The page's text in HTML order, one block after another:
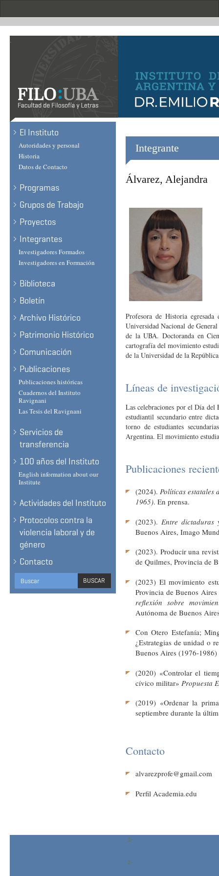
.
El Instituto
Autoridades y personal
Historia
Datos de Contacto
Programas
Grupos de Trabajo
Proyectos
Integrantes
Investigadores Formados
Investigadores en Formación
Biblioteca
Boletín
Archivo Histórico
Patrimonio Histórico
Comunicación
Publicaciones
Publicaciones históricas
Cuadernos del Instituto
Ravignani
Las Tesis del Ravignani
Servicios de
transferencia
100 años del Instituto
English information about our
Institute
Actividades del Instituto
Protocolos contra la
violencia laboral y de
género
Contacto
Search
form
BUSCAR
BUSCAR
Integrante
Álvarez, Alejandra
Profesora de Historia
Universidad Nacional de
de la UBA. Doctoranda en
cartografía del movimiento
de la Universidad de la
Líneas de
Las celebraciones por el Día del
estudiantil secundario entre
torno de estudiantes
Argentina. El movimiento
Publicaciones
(2024). Políticas estatales
1965). En prensa.
(2023). Entre dictaduras
Buenos Aires, Imago
(2023). Producir una
de Quilmes, Provincia de
(2023) El movimiento
Provincia de Buenos
reflexión sobre
Autónoma de Buenos
Con Otero Estefanía;
¿Estrategias de unidad o
Buenos Aires (1976-
(2020) «Controlar el
cívico militar» Propuesta
(2019) «Ordenar la
septiembre durante la
Contacto
alvarezprofe@gmail.com
Perfil Academia.edu